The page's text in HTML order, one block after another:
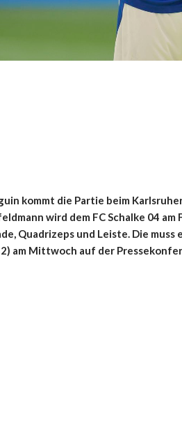
kommt die Partie beim
wird dem FC Schalke 04
Quadrizeps und Leiste. Die
am Mittwoch auf der